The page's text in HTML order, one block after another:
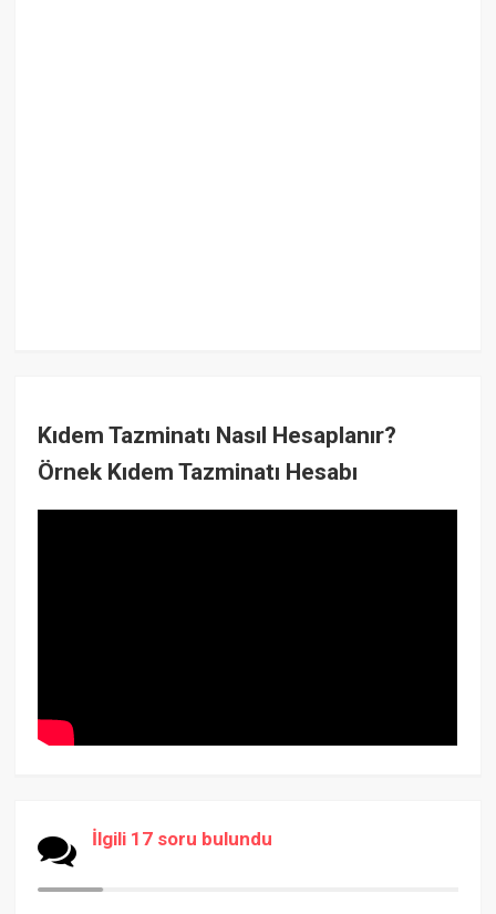
Kıdem Tazminatı Nasıl Hesaplanır?
Örnek Kıdem Tazminatı Hesabı
İlgili 17 soru bulundu